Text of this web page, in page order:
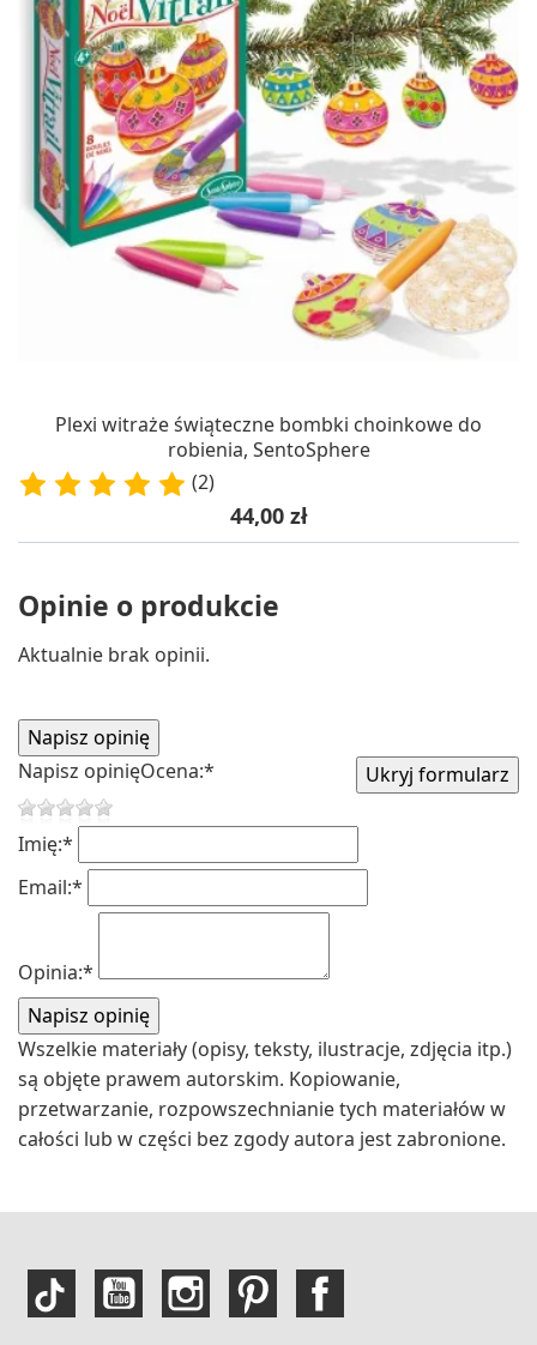
Plexi witraże świąteczne bombki choinkowe do
robienia, SentoSphere
(2)
Cena
44,00 zł
Opinie o produkcie
Aktualnie brak opinii.
Napisz opinięOcena:*
Imię:*
Email:*
Opinia:*
Wszelkie materiały (opisy, teksty, ilustracje, zdjęcia itp.)
są objęte prawem autorskim. Kopiowanie,
przetwarzanie, rozpowszechnianie tych materiałów w
całości lub w części bez zgody autora jest zabronione.